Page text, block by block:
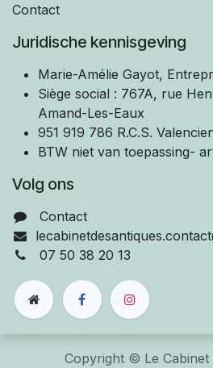
Contact
Juridische kennisgeving
Marie-Amélie Gayot,
Siège social : 767A, rue
Amand-Les-Eaux
951 919 786 R.C.S.
BTW niet van toepassing-
Volg ons
Contact
07 50 38 20 13
Copyright © Le Cabinet